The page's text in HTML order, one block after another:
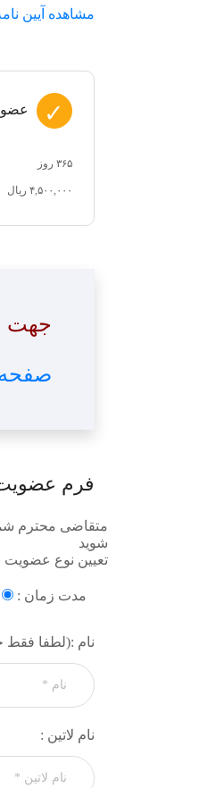
مشاهده آیین
۳۶۵ روز
۴,۵۰۰,۰۰۰ ریال
جهت
صفحه
فرم
متقاضی محترم
شوید
تعیین نوع
مدت زمان :
نام :(لطفا
نام لاتین :